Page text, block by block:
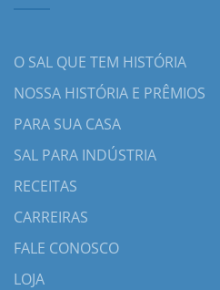
O SAL QUE TEM HISTÓRIA
NOSSA HISTÓRIA E PRÊMIOS
PARA SUA CASA
SAL PARA INDÚSTRIA
RECEITAS
CARREIRAS
FALE CONOSCO
LOJA